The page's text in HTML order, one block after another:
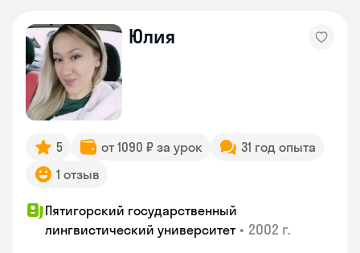
Юлия
5 от 1090 ₽ за урок
31 год опыта
1 отзыв
Пятигорский государственный
лингвистический университет • 2002 г.